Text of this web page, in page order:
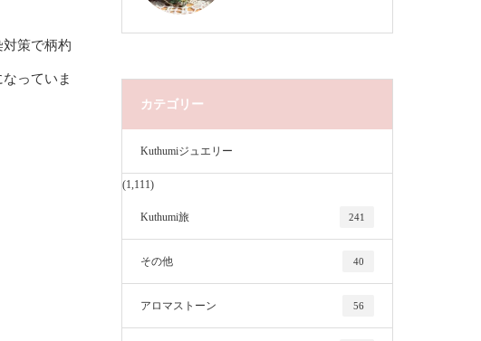
策で柄杓
っていま
カテゴリー
Kuthumiジュエリー
(1,111)
Kuthumi旅 241
その他 40
アロマストーン 56